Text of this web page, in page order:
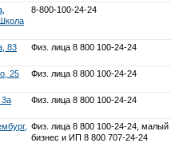
8-800-100-24-24
83 Физ. лица 8 800 100-24-24
25 Физ. лица 8 800 100-24-24
3а Физ. лица 8 800 100-24-24
Физ. лица 8 800 100-24-24, малый
бизнес и ИП 8 800 707-24-24